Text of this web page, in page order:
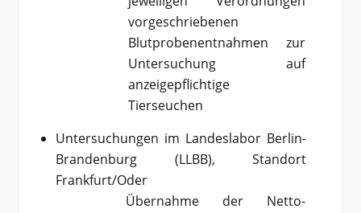
vorgeschriebenen
Blutprobenentnahmen zur
Untersuchung auf
anzeigepflichtige
Tierseuchen
Untersuchungen im Landeslabor Berlin-
Brandenburg (LLBB), Standort
Frankfurt/Oder
Übernahme der Netto-